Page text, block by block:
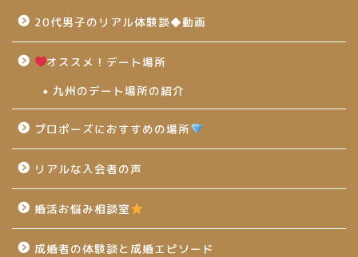
20代男子のリアル体験談◆動画
オススメ！デート場所
九州のデート場所の紹介
プロポーズにおすすめの場所
リアルな入会者の声
婚活お悩み相談室
成婚者の体験談と成婚エピソード